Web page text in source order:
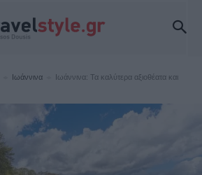
Ιωάννινα
Ιωάννινα: Τα καλύτερα αξιοθέατα και